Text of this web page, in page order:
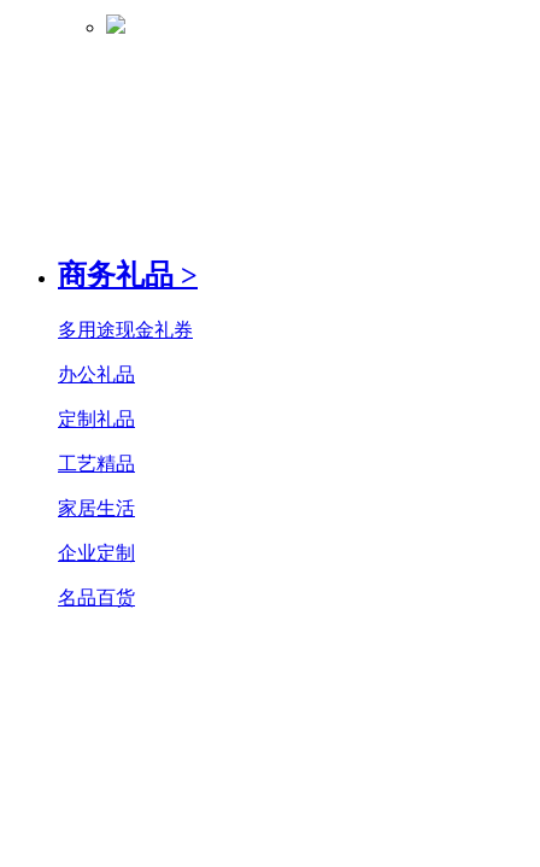
商务礼品 >
多用途现金礼券
办公礼品
定制礼品
工艺精品
家居生活
企业定制
名品百货